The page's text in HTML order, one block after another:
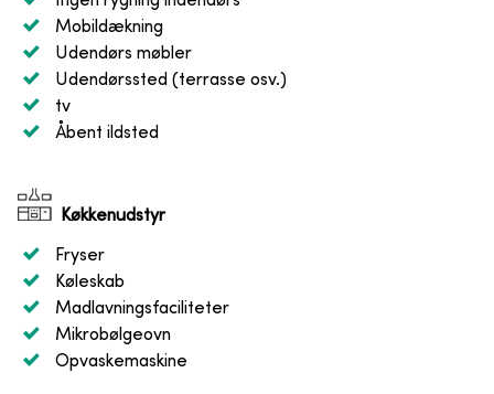
Mobildækning
Udendørs møbler
Udendørssted (terrasse osv.)
tv
Åbent ildsted
Køkkenudstyr
Fryser
Køleskab
Madlavningsfaciliteter
Mikrobølgeovn
Opvaskemaskine